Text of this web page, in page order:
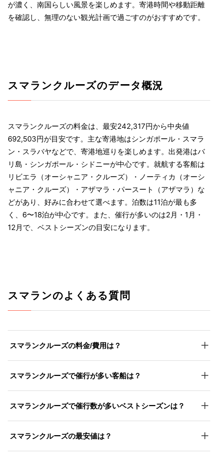
が濃く、南国らしい風景を楽しめます。寄港時間や移動距離
を確認し、無理のない観光計画で過ごすのがおすすめです。
スマランクルーズのデータ概況
スマランクルーズの料金は、最安242,317円から中央値
692,503円が目安です。主な寄港地はシンガポール・スマラ
ン・スラバヤなどで、寄港地巡りを楽しめます。出発港はバ
リ島・シンガポール・シドニーが中心です。就航する客船は
リビエラ（オーシャニア・クルーズ）・ノーティカ（オーシ
ャニア・クルーズ）・アザマラ・パースート（アザマラ）な
どがあり、好みに合わせて選べます。泊数は11泊が最も多
く、6〜18泊が中心です。また、催行が多いのは2月・1月・
12月で、ベストシーズンの目安になります。
スマランのよくある質問
スマランクルーズの料金/費用は？
スマランクルーズで催行が多い客船は？
スマランクルーズで催行数が多いベストシーズンは？
スマランクルーズの最安値は？